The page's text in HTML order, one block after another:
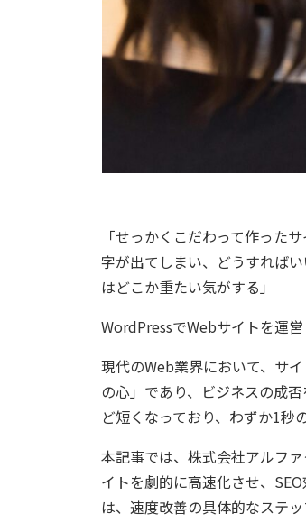
「せっかくこだわって作っ
字が出てしまい、どうすれば
はどこか重たい気がする」
WordPressでWebサイトを運
現代のWeb業界において、サ
の心」であり、ビジネスの成
ど短くなっており、わずか1秒
本記事では、株式会社アルフ
イトを劇的に高速化させ、
は、速度改善の具体的なステ